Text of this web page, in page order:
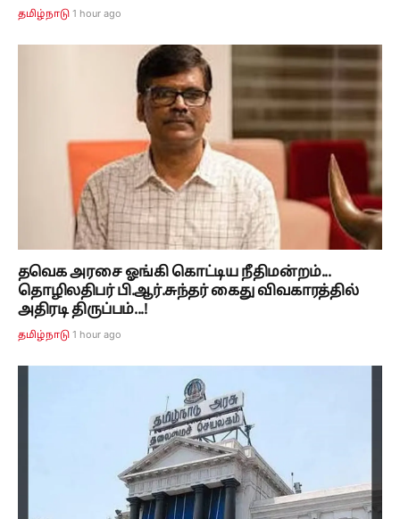
தமிழ்நாடு 1 hour ago
தவெக அரசை ஓங்கி கொட்டிய நீதிமன்றம்...
தொழிலதிபர் பி.ஆர்.சுந்தர் கைது விவகாரத்தில்
அதிரடி திருப்பம்...!
தமிழ்நாடு 1 hour ago